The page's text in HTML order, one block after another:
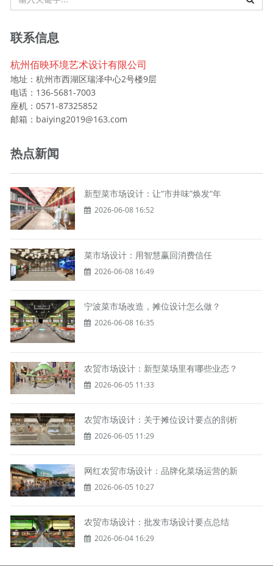
联系信息
杭州佰映环境艺术设计有限公司
地址：杭州市西湖区瑞泽中心2号楼9层
电话：136-5681-7003
座机：0571-87325852
邮箱：baiying2019@163.com
热点新闻
新型菜市场设计：让“市井味”焕发“年
2026-06-08 16:52
菜市场设计：用智慧赢回消费信任
2026-06-08 16:49
宁波菜市场改造，摊位设计怎么做？
2026-06-08 16:35
农贸市场设计：新型菜场里有哪些业态？
2026-06-05 11:33
农贸市场设计：关于摊位设计要点的剖析
2026-06-05 11:29
网红农贸市场设计：品牌化菜场运营的新
2026-06-05 10:27
农贸市场设计：批发市场设计要点总结
2026-06-04 16:29